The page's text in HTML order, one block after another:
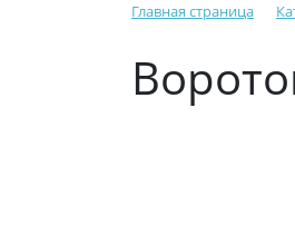
Главная страница